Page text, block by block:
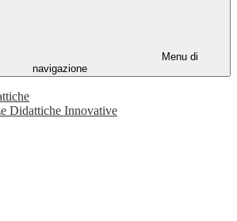
Menu di
navigazione
Didattiche Innovative